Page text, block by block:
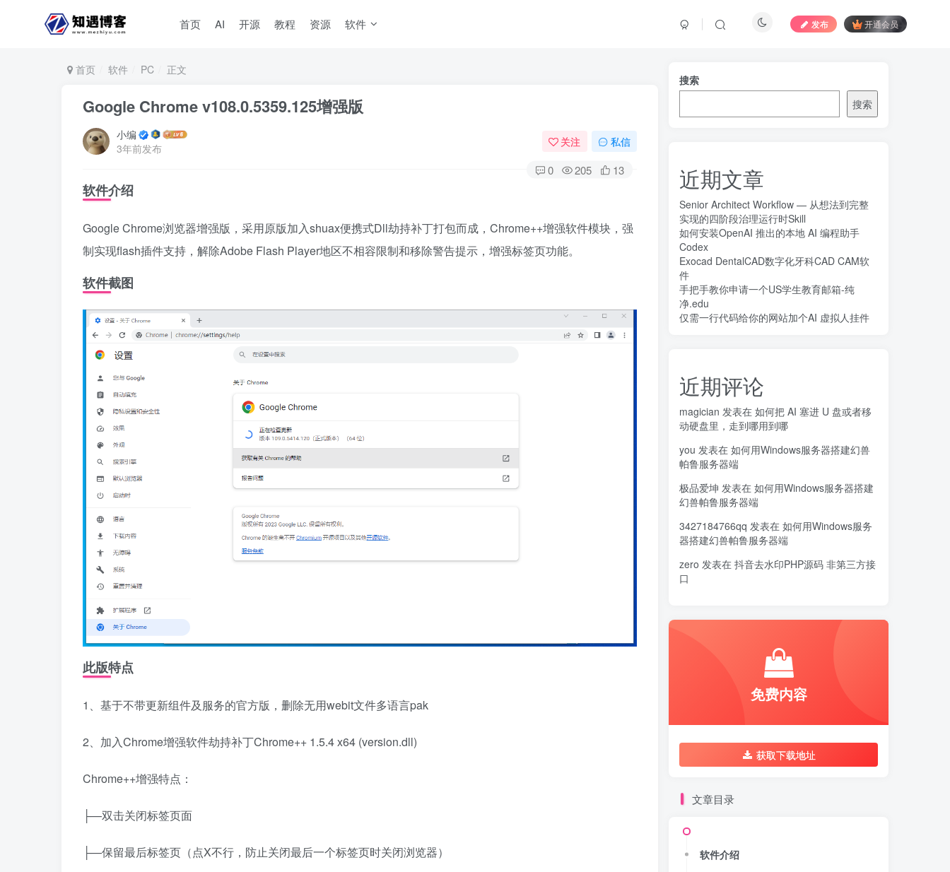
首页 AI 开源 教程 资源 软件 发布 开通会员
首页 软件 PC 正文
Google Chrome v108.0.5359.125增强版
小编
3年前发布
关注 私信
0 205 13
软件介绍
Google Chrome浏览器增强版，采用原版加入shuax便携式Dll劫持补丁打包而成，Chrome++增强软件模块，强
制实现flash插件支持，解除Adobe Flash Player地区不相容限制和移除警告提示，增强标签页功能。
软件截图
此版特点
1、基于不带更新组件及服务的官方版，删除无用webit文件多语言pak
2、加入Chrome增强软件劫持补丁Chrome++ 1.5.4 x64 (version.dll)
Chrome++增强特点：
├—双击关闭标签页面
├—保留最后标签页（点X不行，防止关闭最后一个标签页时关闭浏览器）
获取下载地址
文章目录
软件介绍
软件截图
官方功能
搜索
搜索
近期文章
Senior Architect Workflow — 从想法到完整
实现的四阶段治理运行时Skill
如何安装OpenAI 推出的本地 AI 编程助手
Codex
Exocad DentalCAD数字化牙科CAD CAM软
件
手把手教你申请一个US学生教育邮箱-纯
净.edu
仅需一行代码给你的网站加个AI 虚拟人挂件
近期评论
magician 发表在 如何把 AI 塞进 U 盘或者移
动硬盘里，走到哪用到哪
you 发表在 如何用Windows服务器搭建幻兽
帕鲁服务器端
极品爱坤 发表在 如何用Windows服务器搭建
幻兽帕鲁服务器端
3427184766qq 发表在 如何用Windows服务
器搭建幻兽帕鲁服务器端
zero 发表在 抖音去水印PHP源码 非第三方接
口
免费内容
获取下载地址
文章目录
软件介绍